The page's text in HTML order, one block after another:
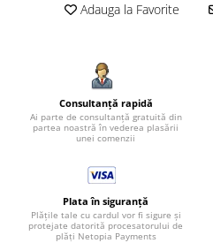
Adauga la Favorite
Consultanță rapidă
Ai parte de consultanță gratuită din
partea noastră în vederea plasării
unei comenzii
Plata în siguranță
Plățile tale cu cardul vor fi sigure și
protejate datorită procesatorului de
plăți Netopia Payments